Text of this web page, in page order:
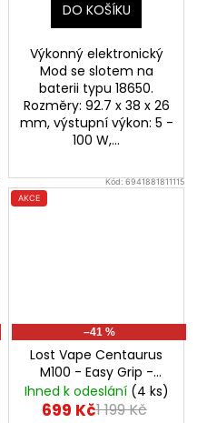
DO KOŠÍKU
Výkonný elektronický
Mod se slotem na
baterii typu 18650.
Rozměry: 92.7 x 38 x 26
mm, výstupní výkon: 5 -
100 W,...
Kód: 6941881811115
AKCE
–41 %
Lost Vape Centaurus
M100 - Easy Grip -
Gunmetal Gray 100W
Mod
Ihned k odeslání (4 ks)
699 Kč1 199 Kč